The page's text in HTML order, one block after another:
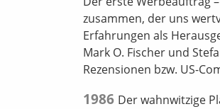
zusammen, der uns
Erfahrungen als
Mark O. Fischer und
Rezensionen bzw. US-
1986 Der wahnwitzige